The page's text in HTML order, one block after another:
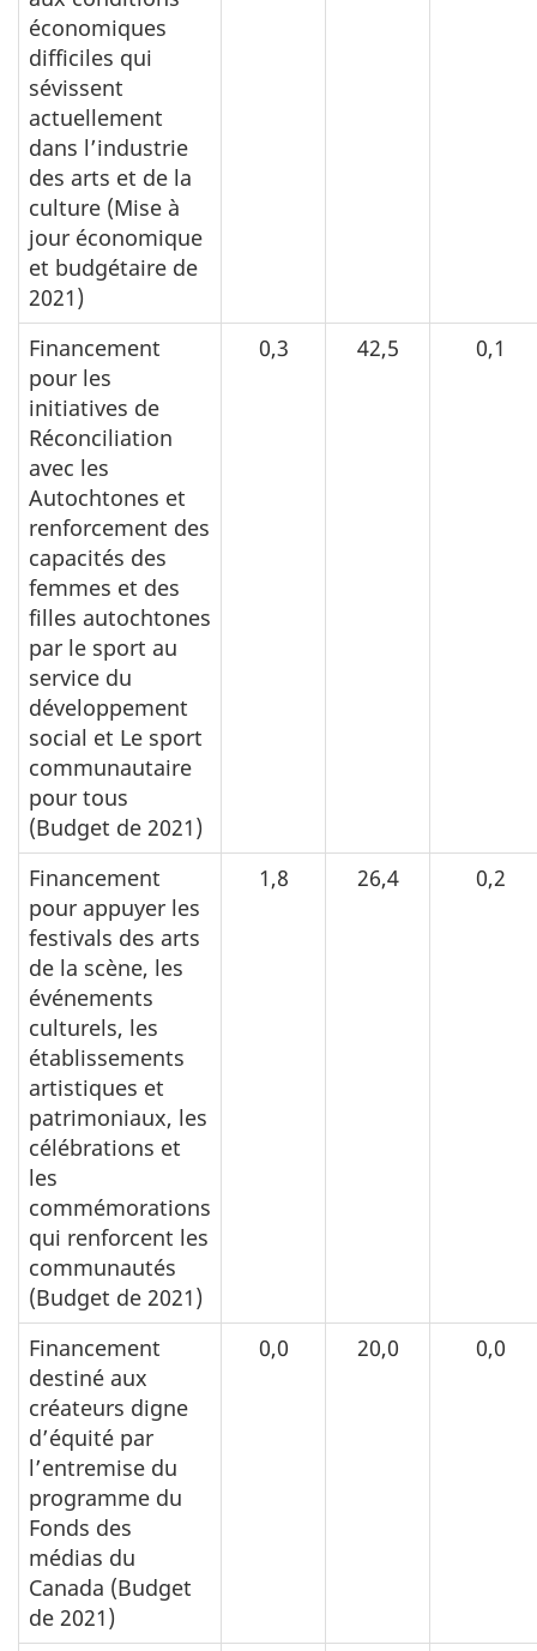
économiques
difficiles qui
sévissent
actuellement
dans l’industrie
des arts et de la
culture (Mise à
jour économique
et budgétaire de
2021)
Financement
pour les
initiatives de
Réconciliation
avec les
Autochtones et
renforcement des
capacités des
femmes et des
filles autochtones
par le sport au
service du
développement
social et Le sport
communautaire
pour tous
(Budget de 2021)
0,3 42,5 0,1
Financement
pour appuyer les
festivals des arts
de la scène, les
événements
culturels, les
établissements
artistiques et
patrimoniaux, les
célébrations et
les
commémorations
qui renforcent les
communautés
(Budget de 2021)
1,8 26,4 0,2
Financement
destiné aux
créateurs digne
d’équité par
l’entremise du
programme du
Fonds des
médias du
Canada (Budget
de 2021)
0,0 20,0 0,0